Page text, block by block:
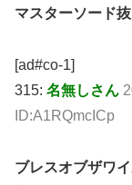
マスターソード
[ad#co-1]
315: 名無しさん
ID:A1RQmcICp
ブレスオブザワ